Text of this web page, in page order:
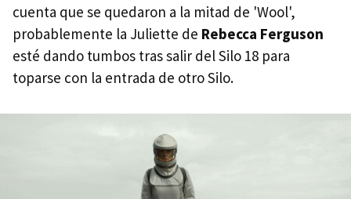
cuenta que se quedaron a la mitad de 'Wool',
probablemente la Juliette de Rebecca Ferguson
esté dando tumbos tras salir del Silo 18 para
toparse con la entrada de otro Silo.